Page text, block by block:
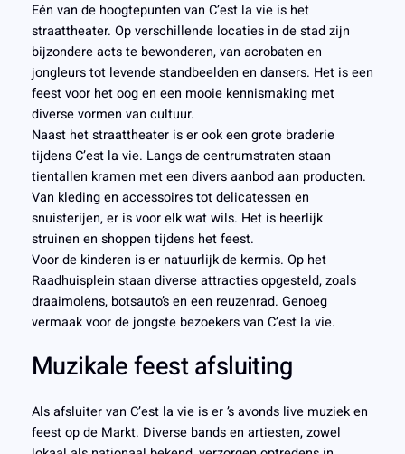
Eén van de hoogtepunten van C’est la vie is het
straattheater. Op verschillende locaties in de stad zijn
bijzondere acts te bewonderen, van acrobaten en
jongleurs tot levende standbeelden en dansers. Het is een
feest voor het oog en een mooie kennismaking met
diverse vormen van cultuur.
Naast het straattheater is er ook een grote braderie
tijdens C’est la vie. Langs de centrumstraten staan
tientallen kramen met een divers aanbod aan producten.
Van kleding en accessoires tot delicatessen en
snuisterijen, er is voor elk wat wils. Het is heerlijk
struinen en shoppen tijdens het feest.
Voor de kinderen is er natuurlijk de kermis. Op het
Raadhuisplein staan diverse attracties opgesteld, zoals
draaimolens, botsauto’s en een reuzenrad. Genoeg
vermaak voor de jongste bezoekers van C’est la vie.
Muzikale feest afsluiting
Als afsluiter van C’est la vie is er ’s avonds live muziek en
feest op de Markt. Diverse bands en artiesten, zowel